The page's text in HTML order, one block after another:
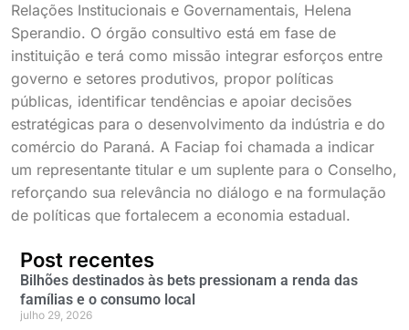
Relações Institucionais e Governamentais, Helena
Sperandio. O órgão consultivo está em fase de
instituição e terá como missão integrar esforços entre
governo e setores produtivos, propor políticas
públicas, identificar tendências e apoiar decisões
estratégicas para o desenvolvimento da indústria e do
comércio do Paraná. A Faciap foi chamada a indicar
um representante titular e um suplente para o Conselho,
reforçando sua relevância no diálogo e na formulação
de políticas que fortalecem a economia estadual.
Post recentes
Bilhões destinados às bets pressionam a renda das
famílias e o consumo local
julho 29, 2026